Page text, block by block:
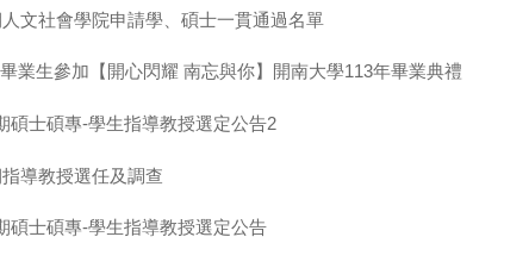
人文社會學院申請學、碩士一貫通過名單
畢業生參加【開心閃耀 南忘與你】開南大學113年畢業典禮
碩士碩專-學生指導教授選定公告2
導教授選任及調查
碩士碩專-學生指導教授選定公告